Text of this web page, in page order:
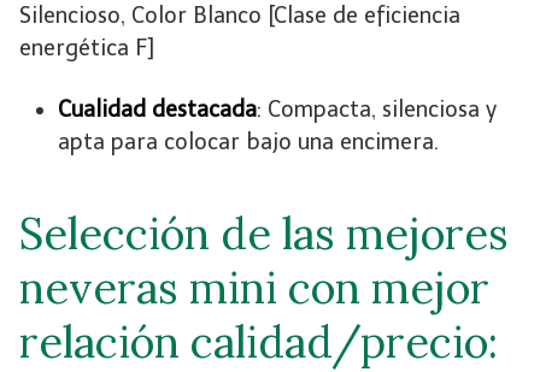
Silencioso, Color Blanco [Clase de eficiencia
energética F]
Cualidad destacada: Compacta, silenciosa y
apta para colocar bajo una encimera.
Selección de las mejores
neveras mini con mejor
relación calidad/precio: